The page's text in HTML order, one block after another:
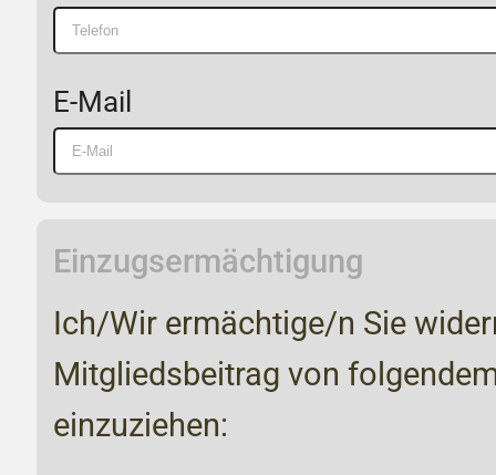
E-Mail
Einzugsermächtigung
Ich/Wir ermächtige/n Sie
Mitgliedsbeitrag von
einzuziehen: